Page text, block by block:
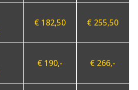
€ 182,50 € 255,50
€ 190,- € 266,-